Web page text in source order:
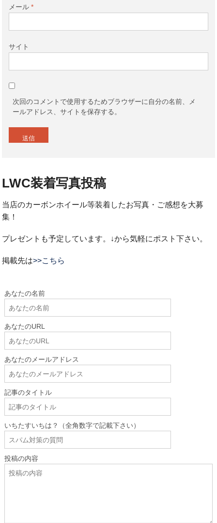
メール *
サイト
次回のコメントで使用するためブラウザーに自分の名前、メ
ールアドレス、サイトを保存する。
LWC装着写真投稿
当店のカーボンホイール等装着したお写真・ご感想を大募
集！
プレゼントも予定しています。↓から気軽にポスト下さい。
掲載先は>>こちら
あなたの名前
あなたのURL
あなたのメールアドレス
記事のタイトル
いちたすいちは？（全角数字で記載下さい）
投稿の内容